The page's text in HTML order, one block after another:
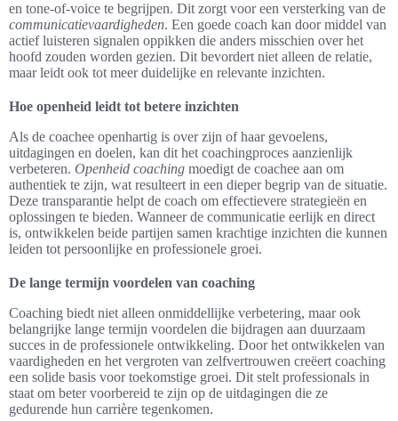
en tone-of-voice te begrijpen. Dit zorgt voor een versterking van de
communicatievaardigheden. Een goede coach kan door middel van
actief luisteren signalen oppikken die anders misschien over het
hoofd zouden worden gezien. Dit bevordert niet alleen de relatie,
maar leidt ook tot meer duidelijke en relevante inzichten.
Hoe openheid leidt tot betere inzichten
Als de coachee openhartig is over zijn of haar gevoelens,
uitdagingen en doelen, kan dit het coachingproces aanzienlijk
verbeteren. Openheid coaching moedigt de coachee aan om
authentiek te zijn, wat resulteert in een dieper begrip van de situatie.
Deze transparantie helpt de coach om effectievere strategieën en
oplossingen te bieden. Wanneer de communicatie eerlijk en direct
is, ontwikkelen beide partijen samen krachtige inzichten die kunnen
leiden tot persoonlijke en professionele groei.
De lange termijn voordelen van coaching
Coaching biedt niet alleen onmiddellijke verbetering, maar ook
belangrijke lange termijn voordelen die bijdragen aan duurzaam
succes in de professionele ontwikkeling. Door het ontwikkelen van
vaardigheden en het vergroten van zelfvertrouwen creëert coaching
een solide basis voor toekomstige groei. Dit stelt professionals in
staat om beter voorbereid te zijn op de uitdagingen die ze
gedurende hun carrière tegenkomen.